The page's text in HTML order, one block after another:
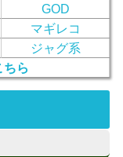
GOD
マギレコ
ジャグ系
ら